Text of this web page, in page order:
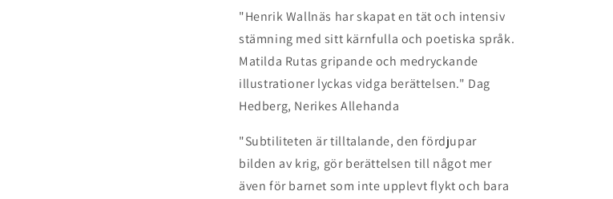
"Henrik Wallnäs har skapat en tät och intensiv
stämning med sitt kärnfulla och poetiska språk.
Matilda Rutas gripande och medryckande
illustrationer lyckas vidga berättelsen." Dag
Hedberg, Nerikes Allehanda
"Subtiliteten är tilltalande, den fördjupar
bilden av krig, gör berättelsen till något mer
även för barnet som inte upplevt flykt och bara